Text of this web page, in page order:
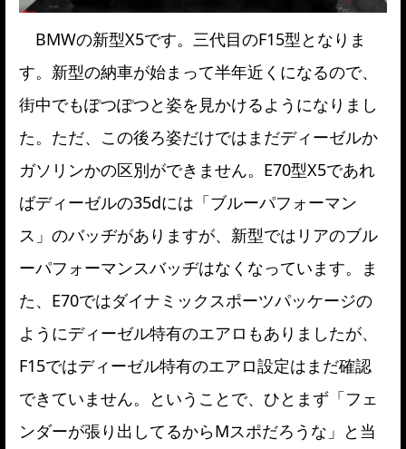
BMWの新型X5です。三代目のF15型となりま
す。新型の納車が始まって半年近くになるので、
街中でもぽつぽつと姿を見かけるようになりまし
た。ただ、この後ろ姿だけではまだディーゼルか
ガソリンかの区別ができません。E70型X5であれ
ばディーゼルの35dには「ブルーパフォーマン
ス」のバッヂがありますが、新型ではリアのブル
ーパフォーマンスバッヂはなくなっています。ま
た、E70ではダイナミックスポーツパッケージの
ようにディーゼル特有のエアロもありましたが、
F15ではディーゼル特有のエアロ設定はまだ確認
できていません。ということで、ひとまず「フェ
ンダーが張り出してるからMスポだろうな」と当